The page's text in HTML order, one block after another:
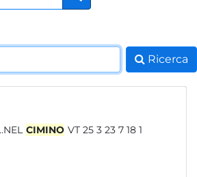
Cerca
Ricerca
CIMINO VT 25 3 23 7 18 1